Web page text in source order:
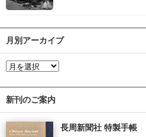
月別アーカイブ
新刊のご案内
長周新聞社 特製手帳